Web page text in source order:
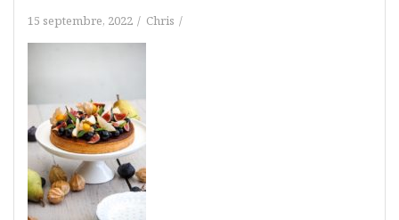
15 septembre, 2022 Chris